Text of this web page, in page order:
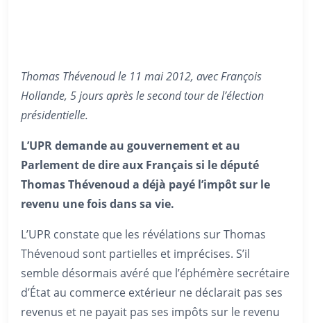
Thomas Thévenoud le 11 mai 2012, avec François
Hollande, 5 jours après le second tour de l’élection
présidentielle.
L’UPR demande au gouvernement et au
Parlement de dire aux Français si le député
Thomas Thévenoud a déjà payé l’impôt sur le
revenu une fois dans sa vie.
L’UPR constate que les révélations sur Thomas
Thévenoud sont partielles et imprécises. S’il
semble désormais avéré que l’éphémère secrétaire
d’État au commerce extérieur ne déclarait pas ses
revenus et ne payait pas ses impôts sur le revenu